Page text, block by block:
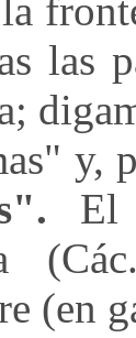
las
y,
El
(en